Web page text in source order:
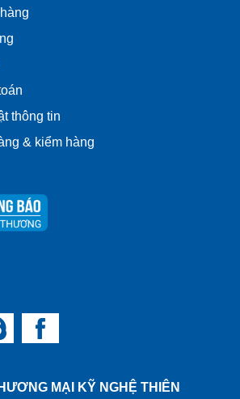
thông tin
& kiểm hàng
MẠI KỸ NGHỆ THIÊN